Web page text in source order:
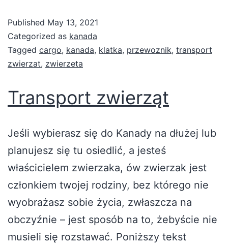
Published May 13, 2021
Categorized as kanada
Tagged cargo, kanada, klatka, przewoznik, transport
zwierzat, zwierzeta
Transport zwierząt
Jeśli wybierasz się do Kanady na dłużej lub
planujesz się tu osiedlić, a jesteś
właścicielem zwierzaka, ów zwierzak jest
członkiem twojej rodziny, bez którego nie
wyobrażasz sobie życia, zwłaszcza na
obczyźnie – jest sposób na to, żebyście nie
musieli się rozstawać. Poniższy tekst